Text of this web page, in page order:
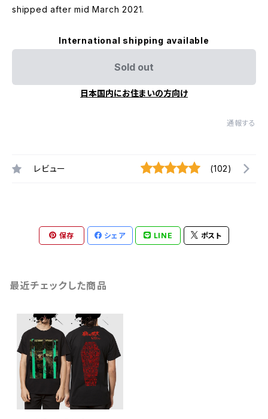
shipped after mid March 2021.
International shipping available
Sold out
日本国内にお住まいの方向け
通報する
レビュー (102)
保存 シェア LINE ポスト
最近チェックした商品